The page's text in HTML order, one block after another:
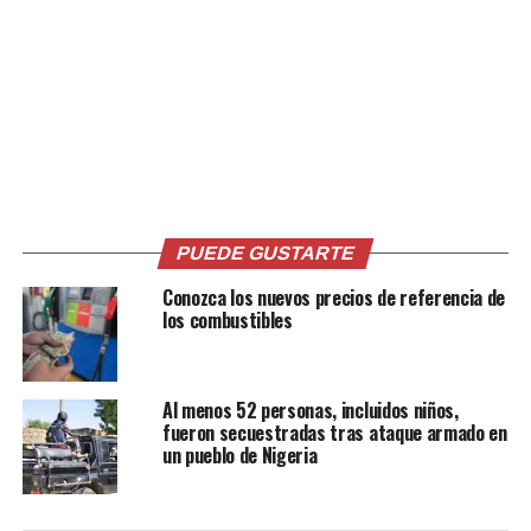
Biden se confunde y afirma
que “Putin invadió Rusia”
9 marzo, 2022
En «Internacionales»
Joe Biden «no sabe lo que
está haciendo», sobre
conflicto Rusia – Ucrania
PUEDE GUSTARTE
Conozca los nuevos precios de referencia de
los combustibles
Al menos 52 personas, incluidos niños,
fueron secuestradas tras ataque armado en
un pueblo de Nigeria